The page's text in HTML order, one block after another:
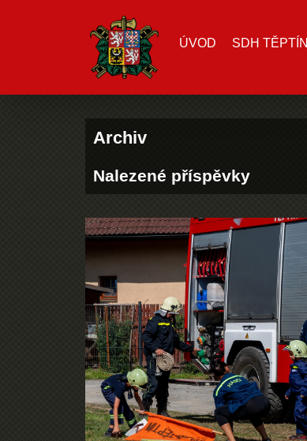
ÚVOD SDH TĚPTÍN
Archiv
Nalezené příspěvky